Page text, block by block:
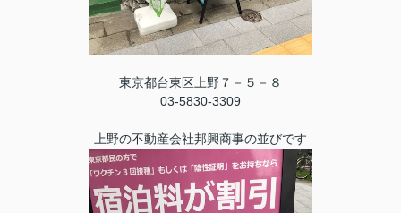
東京都台東区上野７－５－８
03-5830-3309
上野の不動産会社邦興商事の並びです